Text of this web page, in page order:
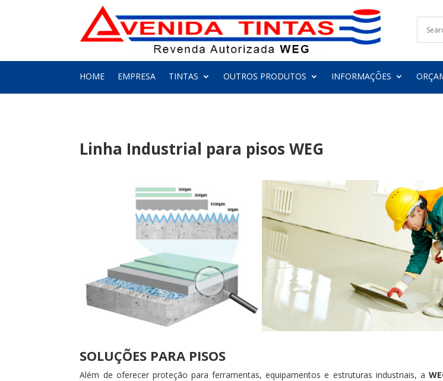
HOME EMPRESA TINTAS OUTROS PRODUTOS INFORMAÇÕES
Linha Industrial para pisos WEG
SOLUÇÕES PARA PISOS
Além de oferecer proteção para ferramentas, equipamentos e estruturas industriais, a